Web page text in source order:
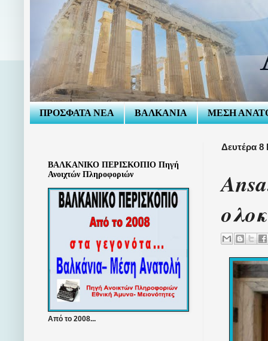
ΠΡΟΣΦΑΤΑ ΝΕΑ ΒΑΛΚΑΝΙΑ ΜΕΣΗ
Δευτέρα 8
ΒΑΛΚΑΝΙΚΟ ΠΕΡΙΣΚΟΠΙΟ Πηγή
Ανοιχτών Πληροφοριών
Από το 2008...